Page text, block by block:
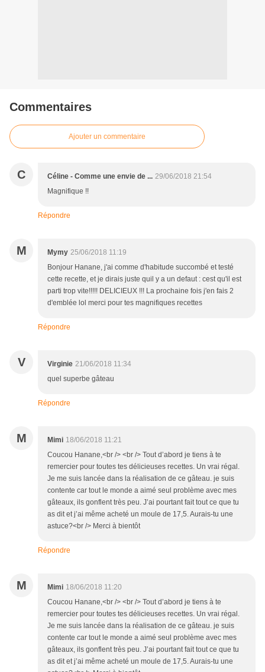
Commentaires
Ajouter un commentaire
C Céline - Comme une envie de ... 29/06/2018 21:54
Magnifique !!
Répondre
M Mymy 25/06/2018 11:19
Bonjour Hanane, j'ai comme d'habitude succombé et testé
cette recette, et je dirais juste quil y a un defaut : cest qu'il est
parti trop vite!!!!! DELICIEUX !!! La prochaine fois j'en fais 2
d'emblée lol merci pour tes magnifiques recettes
Répondre
V Virginie 21/06/2018 11:34
quel superbe gâteau
Répondre
M Mimi 18/06/2018 11:21
Coucou Hanane,<br /> <br /> Tout d’abord je tiens à te
remercier pour toutes tes délicieuses recettes. Un vrai régal.
Je me suis lancée dans la réalisation de ce gâteau. je suis
contente car tout le monde a aimé seul problème avec mes
gâteaux, ils gonflent très peu. J’ai pourtant fait tout ce que tu
as dit et j’ai même acheté un moule de 17,5. Aurais-tu une
astuce?<br /> Merci à bientôt
Répondre
M Mimi 18/06/2018 11:20
Coucou Hanane,<br /> <br /> Tout d’abord je tiens à te
remercier pour toutes tes délicieuses recettes. Un vrai régal.
Je me suis lancée dans la réalisation de ce gâteau. je suis
contente car tout le monde a aimé seul problème avec mes
gâteaux, ils gonflent très peu. J’ai pourtant fait tout ce que tu
as dit et j’ai même acheté un moule de 17,5. Aurais-tu une